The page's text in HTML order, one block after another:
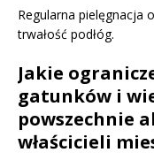
Regularna pielęgnacja
trwałość podłóg.
Jakie
gatunków i
powszechnie
właścicieli